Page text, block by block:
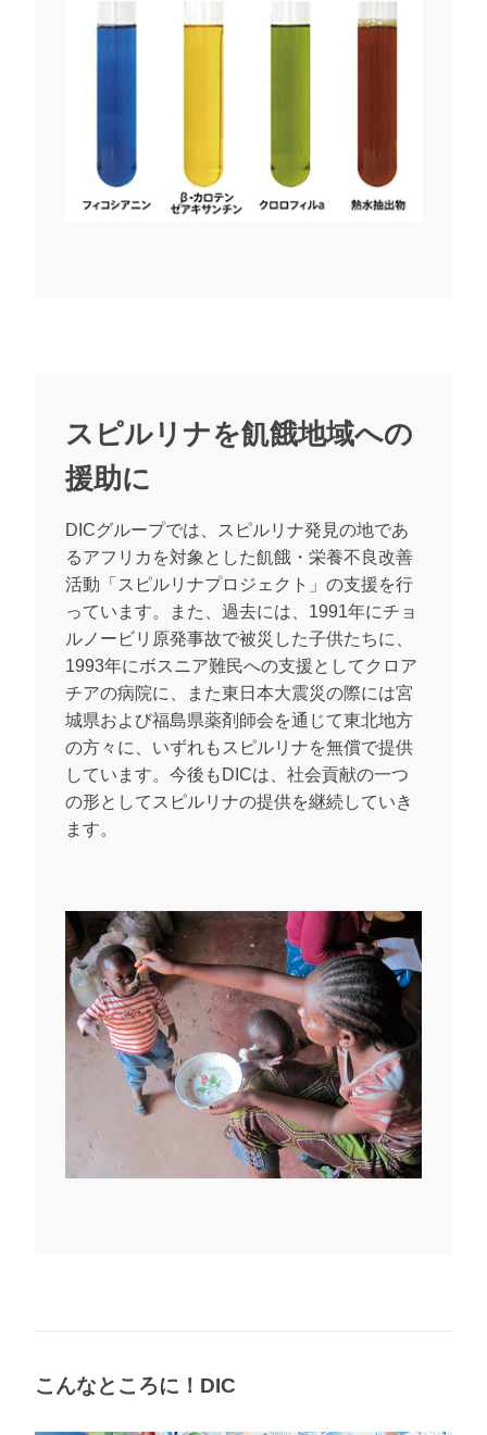
スピルリナを飢餓地域への
援助に
DICグループでは、スピルリナ発見の地であ
るアフリカを対象とした飢餓・栄養不良改善
活動「スピルリナプロジェクト」の支援を行
っています。また、過去には、1991年にチョ
ルノービリ原発事故で被災した子供たちに、
1993年にボスニア難民への支援としてクロア
チアの病院に、また東日本大震災の際には宮
城県および福島県薬剤師会を通じて東北地方
の方々に、いずれもスピルリナを無償で提供
しています。今後もDICは、社会貢献の一つ
の形としてスピルリナの提供を継続していき
ます。
こんなところに！DIC